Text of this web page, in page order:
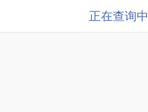
正在查询中